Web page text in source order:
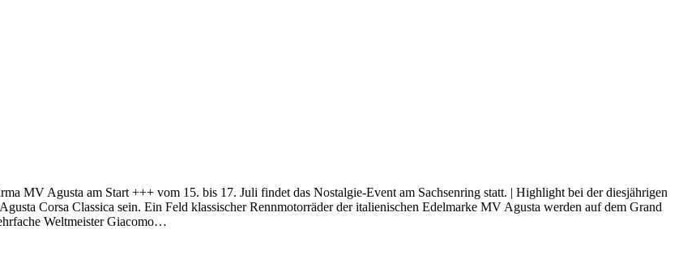
MV Agusta am Start +++ vom 15. bis 17. Juli findet das Nostalgie-Event am Sachsenring statt. | Highlight bei der diesjährigen
Corsa Classica sein. Ein Feld klassischer Rennmotorräder der italienischen Edelmarke MV Agusta werden auf dem Grand
Weltmeister Giacomo…